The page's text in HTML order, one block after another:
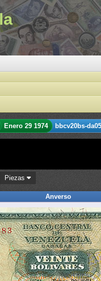
Enero 29 1974 bbcv20bs-
Piezas
Anverso